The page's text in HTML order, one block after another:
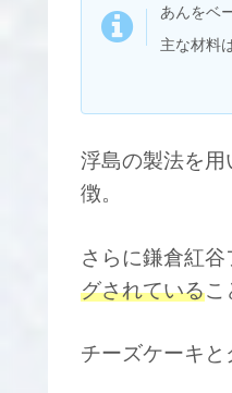
あんをベ
主な材料
浮島の製法を
徴。
さらに鎌倉紅谷
グされているこ
チーズケーキと